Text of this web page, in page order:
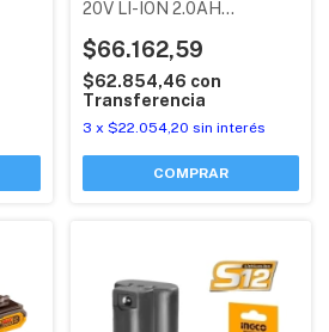
20V LI-ION 2.0AH
$66.162,59
$62.854,46 con
Transferencia
3 x $22.054,20 sin interés